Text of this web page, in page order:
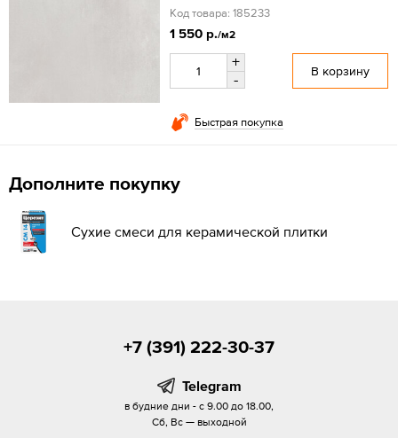
Код товара: 185233
1 550 р./м2
+
-
В корзину
Быстрая покупка
Дополните покупку
Сухие смеси для керамической плитки
+7 (391) 222-30-37
Telegram
в будние дни - с 9.00 до 18.00,
Сб, Вс — выходной